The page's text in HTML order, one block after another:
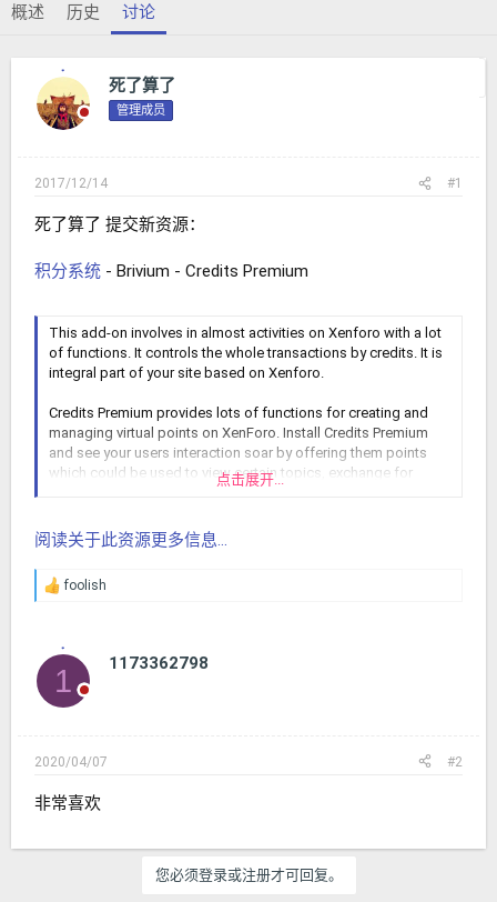
概述 历史 讨论
死了算了
管理成员
2017/12/14 #1
死了算了 提交新资源：
积分系统 - Brivium - Credits Premium
This add-on involves in almost activities on Xenforo with a lot
of functions. It controls the whole transactions by credits. It is
integral part of your site based on Xenforo.
Credits Premium provides lots of functions for creating and
managing virtual points on XenForo. Install Credits Premium
and see your users interaction soar by offering them points
which could be used to view certain topics, exchange for
downloads or even real items. There are 8 groups of functions
点击展开...
阅读关于此资源更多信息...
反 foolish
1 1173362798
2020/04/07 #2
非常喜欢
您必须登录或注册才可回复。